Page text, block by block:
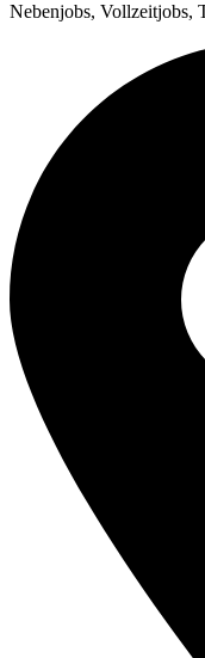
Nebenjobs, Vollzeitjobs,